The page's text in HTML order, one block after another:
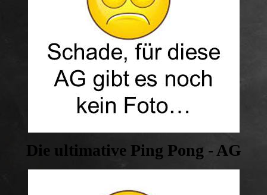
Die ultimative Ping Pong - AG